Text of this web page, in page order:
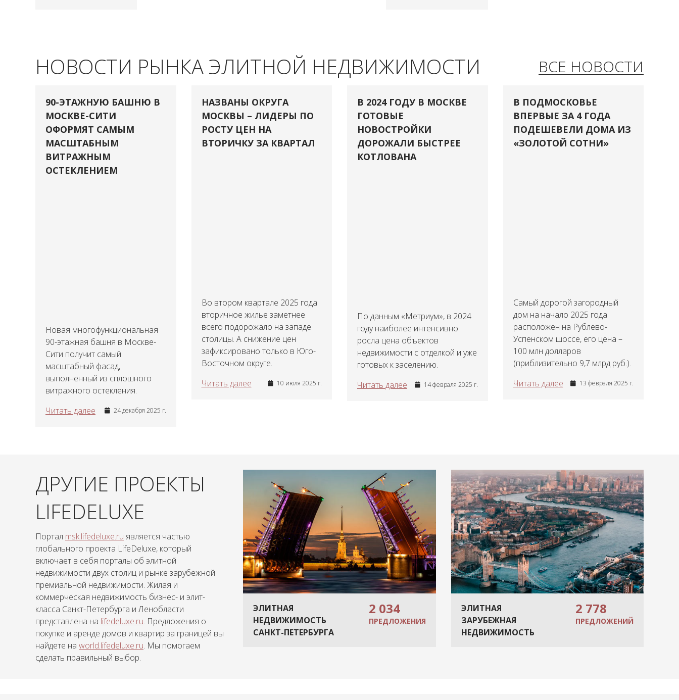
ВСЕ НОВОСТИ
НОВОСТИ РЫНКА ЭЛИТНОЙ НЕДВИЖИМОСТИ
90-ЭТАЖНУЮ БАШНЮ В
МОСКВЕ-СИТИ
ОФОРМЯТ САМЫМ
МАСШТАБНЫМ
ВИТРАЖНЫМ
ОСТЕКЛЕНИЕМ
Новая многофункциональная
90-этажная башня в Москве-
Сити получит самый
масштабный фасад,
выполненный из сплошного
витражного остекления.
Читать далее
24 декабря 2025 г.
НАЗВАНЫ ОКРУГА
МОСКВЫ – ЛИДЕРЫ ПО
РОСТУ ЦЕН НА
ВТОРИЧКУ ЗА КВАРТАЛ
Во втором квартале 2025 года
вторичное жилье заметнее
всего подорожало на западе
столицы. А снижение цен
зафиксировано только в Юго-
Восточном округе.
Читать далее
10 июля 2025 г.
В 2024 ГОДУ В МОСКВЕ
ГОТОВЫЕ
НОВОСТРОЙКИ
ДОРОЖАЛИ БЫСТРЕЕ
КОТЛОВАНА
По данным «Метриум», в 2024
году наиболее интенсивно
росла цена объектов
недвижимости с отделкой и уже
готовых к заселению.
Читать далее
14 февраля 2025 г.
В ПОДМОСКОВЬЕ
ВПЕРВЫЕ ЗА 4 ГОДА
ПОДЕШЕВЕЛИ ДОМА ИЗ
«ЗОЛОТОЙ СОТНИ»
Самый дорогой загородный
дом на начало 2025 года
расположен на Рублево-
Успенском шоссе, его цена –
100 млн долларов
(приблизительно 9,7 млрд руб.).
Читать далее
13 февраля 2025 г.
ДРУГИЕ ПРОЕКТЫ
LIFEDELUXE
Портал msk.lifedeluxe.ru является частью
глобального проекта LifeDeluxe, который
включает в себя порталы об элитной
недвижимости двух столиц и рынке зарубежной
премиальной недвижимости. Жилая и
коммерческая недвижимость бизнес- и элит-
класса Санкт-Петербурга и Ленобласти
представлена на lifedeluxe.ru. Предложения о
покупке и аренде домов и квартир за границей вы
найдете на world.lifedeluxe.ru. Мы помогаем
сделать правильный выбор.
ЭЛИТНАЯ
НЕДВИЖИМОСТЬ
САНКТ-ПЕТЕРБУРГА
2 034
ПРЕДЛОЖЕНИЯ
ЭЛИТНАЯ
ЗАРУБЕЖНАЯ
НЕДВИЖИМОСТЬ
2 778
ПРЕДЛОЖЕНИЙ